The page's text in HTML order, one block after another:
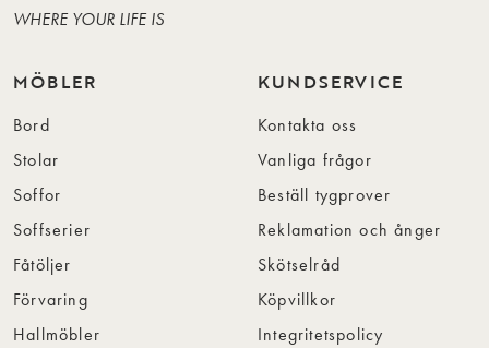
WHERE YOUR LIFE IS
MÖBLER
Bord
Stolar
Soffor
Soffserier
Fåtöljer
Förvaring
Hallmöbler
KUNDSERVICE
Kontakta oss
Vanliga frågor
Beställ tygprover
Reklamation och ånger
Skötselråd
Köpvillkor
Integritetspolicy